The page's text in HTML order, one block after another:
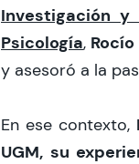
Investigación y
Psicología,
y asesoró a la
En ese contexto,
UGM, su